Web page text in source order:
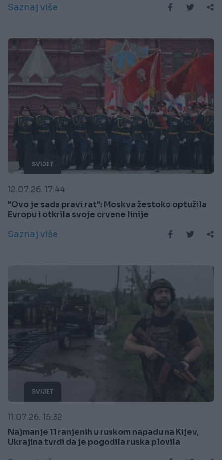
Saznaj više
SVIJET
12.07.26. 17:44
"Ovo je sada pravi rat": Moskva žestoko optužila
Evropu i otkrila svoje crvene linije
Saznaj više
SVIJET
11.07.26. 15:32
Najmanje 11 ranjenih u ruskom napadu na Kijev,
Ukrajina tvrdi da je pogodila ruska plovila